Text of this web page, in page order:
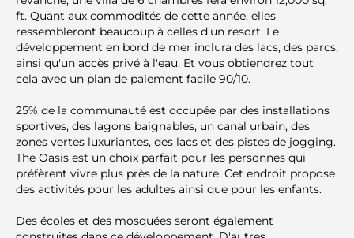
ft. Quant aux commodités de cette année, elles
ressembleront beaucoup à celles d'un resort. Le
développement en bord de mer inclura des lacs, des parcs,
ainsi qu'un accès privé à l'eau. Et vous obtiendrez tout
cela avec un plan de paiement facile 90/10.
25% de la communauté est occupée par des installations
sportives, des lagons baignables, un canal urbain, des
zones vertes luxuriantes, des lacs et des pistes de jogging.
The Oasis est un choix parfait pour les personnes qui
préfèrent vivre plus près de la nature. Cet endroit propose
des activités pour les adultes ainsi que pour les enfants.
Des écoles et des mosquées seront également